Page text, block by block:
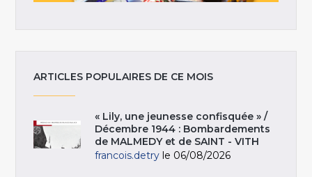
ARTICLES POPULAIRES DE CE MOIS
« Lily, une jeunesse confisquée » /
Décembre 1944 : Bombardements
de MALMEDY et de SAINT - VITH
francois.detry le 06/08/2026